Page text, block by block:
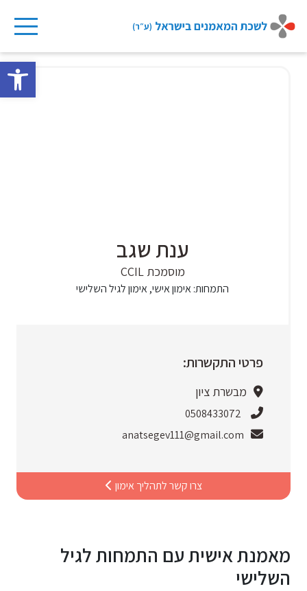
to
ענת שגב
מוסמכת CCIL
התמחות:אימון אישי, אימון לגיל השלישי
פרטי התקשרות:
מבשרת ציון
0508433072
anatsegev111@gmail.com
צרו קשר לתהליך אימון
מאמנת אישית עם התמחות לגיל
השלישי